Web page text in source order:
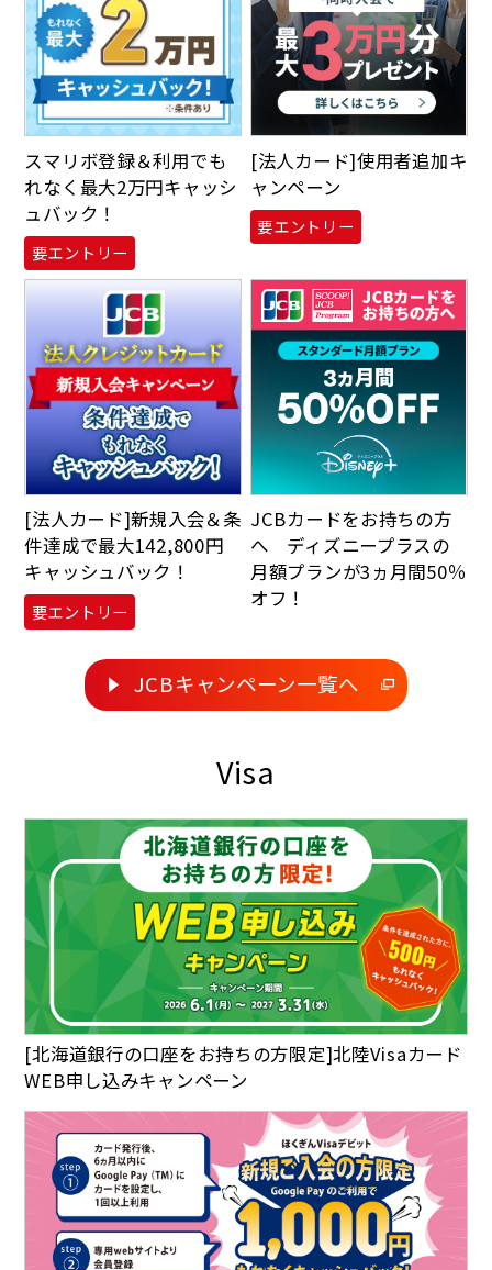
スマリボ登録＆利用でも
れなく最大2万円キャッシ
ュバック！
要エントリー
[法人カード]使用者追加キ
ャンペーン
要エントリー
[法人カード]新規入会＆条
件達成で最大142,800円
キャッシュバック！
要エントリー
JCBカードをお持ちの方
へ ディズニープラスの
月額プランが3ヵ月間50％
オフ！
JCBキャンペーン一覧へ
Visa
[北海道銀行の口座をお持ちの方限定]北陸Visaカード
WEB申し込みキャンペーン